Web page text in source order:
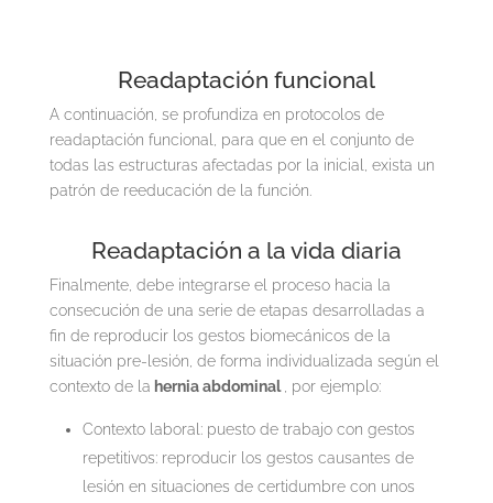
Readaptación funcional
A continuación, se profundiza en protocolos de
readaptación funcional, para que en el conjunto de
todas las estructuras afectadas por la inicial, exista un
patrón de reeducación de la función.
Readaptación a la vida diaria
Finalmente, debe integrarse el proceso hacia la
consecución de una serie de etapas desarrolladas a
fin de reproducir los gestos biomecánicos de la
situación pre-lesión, de forma individualizada según el
contexto de la hernia abdominal, por ejemplo:
Contexto laboral: puesto de trabajo con gestos
repetitivos: reproducir los gestos causantes de
lesión en situaciones de certidumbre con unos